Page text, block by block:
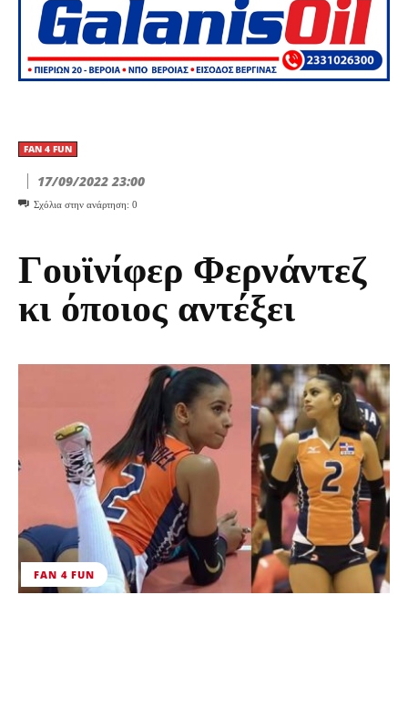
FAN 4 FUN
17/09/2022 23:00
Σχόλια στην ανάρτηση: 0
Γουϊνίφερ Φερνάντεζ
κι όποιος αντέξει
FAN 4 FUN